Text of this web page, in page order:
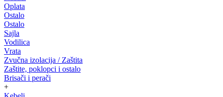
Oplata
Ostalo
Ostalo
Sajla
Vodilica
Vrata
Zvučna izolacija / Zaštita
Zaštite, poklopci i ostalo
Brisači i perači
+